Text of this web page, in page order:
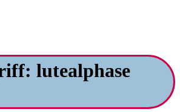
lutealphase